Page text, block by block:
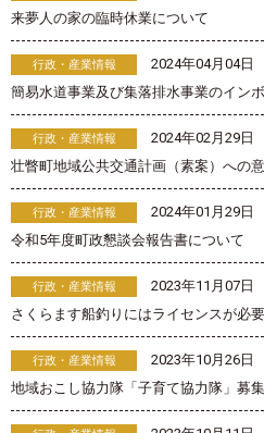
来夢人の家の臨時休業について
行政・産業情報
2024年04月04日
簡易水道事業及び集落排水事業のイン
行政・産業情報
2024年02月29日
壮瞥町地域公共交通計画（素案）への
行政・産業情報
2024年01月29日
令和5年度町政懇談会報告書について
行政・産業情報
2023年11月07日
さくらます船釣りにはライセンスが必
行政・産業情報
2023年10月26日
地域おこし協力隊「子育て協力隊」募集